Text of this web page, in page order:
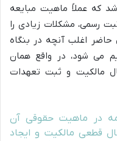
شد که عملاً ماهیت مبایعه
رسمی، مشکلات زیادی را
حاضر اغلب آنچه در بنگاه
می شود، در واقع همان
مالکیت و ثبت تعهدات
در ماهیت حقوقی آن
قطعی مالکیت و ایجاد